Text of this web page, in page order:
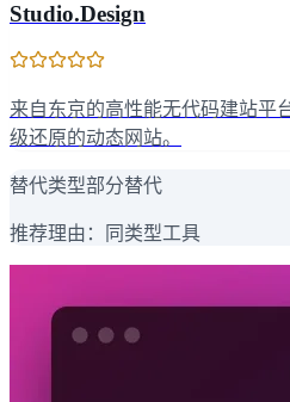
Studio.Design
来自东京的高性能无代码建站平
级还原的动态网站。
替代类型部分替代
推荐理由： 同类型工具